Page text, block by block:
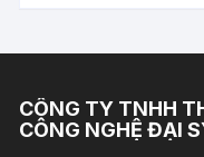
CÔNG TY TNHH
CÔNG NGHỆ ĐẠI